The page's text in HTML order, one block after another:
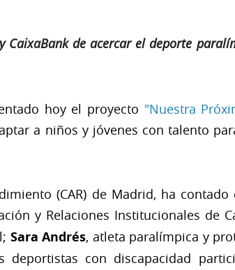
CaixaBank de acercar el deporte
hoy el proyecto "Nuestra
a niños y jóvenes con talento
(CAR) de Madrid, ha
y Relaciones Institucionales de
Sara Andrés, atleta paralímpica y
con discapacidad